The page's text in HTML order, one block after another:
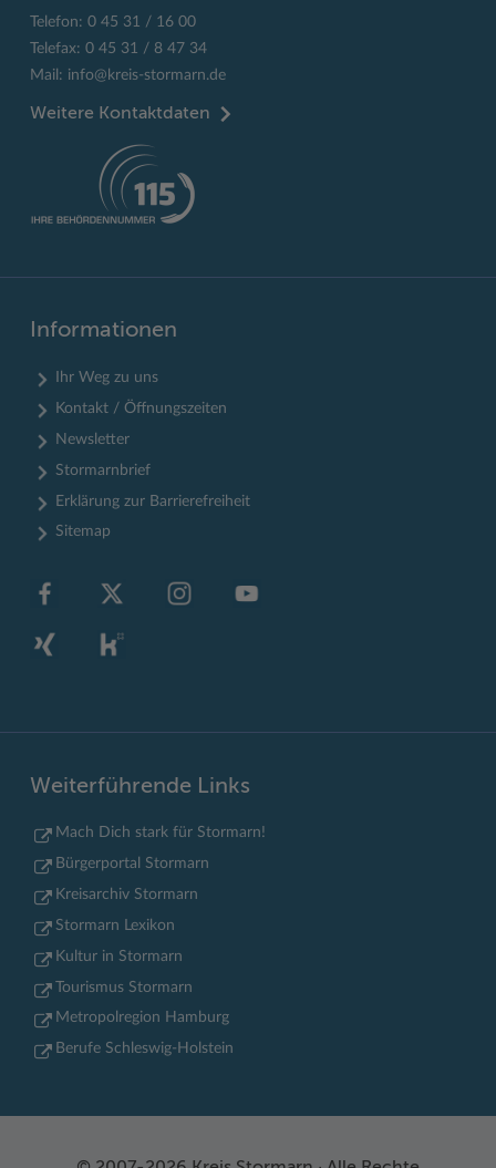
Telefon: 0 45 31 / 16 00
Telefax: 0 45 31 / 8 47 34
Mail: info@kreis-stormarn.de
Weitere Kontaktdaten
Informationen
Ihr Weg zu uns
Kontakt / Öffnungszeiten
Newsletter
Stormarnbrief
Erklärung zur Barrierefreiheit
Sitemap
Weiterführende Links
Mach Dich stark für Stormarn!
Bürgerportal Stormarn
Kreisarchiv Stormarn
Stormarn Lexikon
Kultur in Stormarn
Tourismus Stormarn
Metropolregion Hamburg
Berufe Schleswig-Holstein